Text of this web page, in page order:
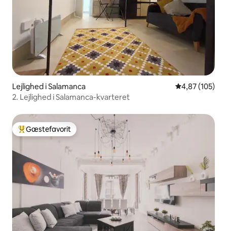
Lejlighed i Salamanca 4,87 ud af 5 i
4,87 (105)
2. Lejlighed i Salamanca-kvarteret
Bedste gæstefavorit
Gæstefavorit